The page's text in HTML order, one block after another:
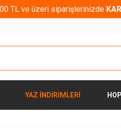
TL ve üzeri siparişlerinizde
YAZ İNDİRİMLERİ